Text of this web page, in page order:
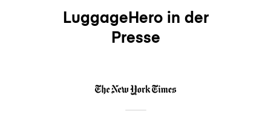
LuggageHero in der
Presse